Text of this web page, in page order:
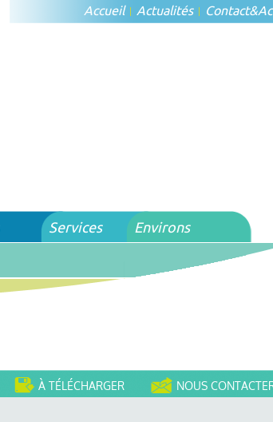
Accueil Actualités Contact&
Services Environs
À TÉLÉCHARGER NOUS